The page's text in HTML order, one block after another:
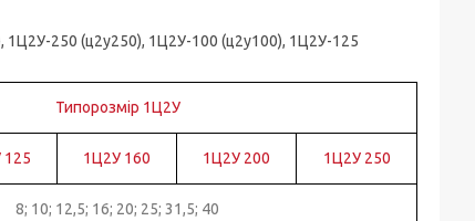
1Ц2У-250 (ц2у250), 1Ц2У-100 (ц2у100), 1Ц2У-125
Типорозмір 1Ц2У
125 1Ц2У 160 1Ц2У 200 1Ц2У 250
8; 10; 12,5; 16; 20; 25; 31,5; 40